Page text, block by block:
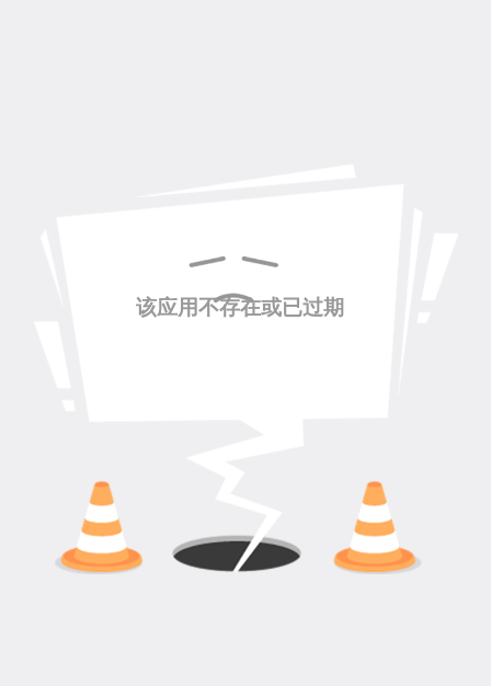
该应用不存在或已过期